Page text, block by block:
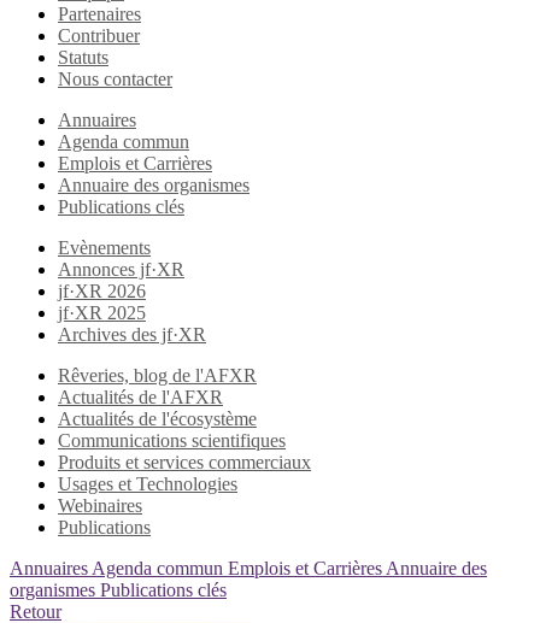
Partenaires
Contribuer
Statuts
Nous contacter
Annuaires
Agenda commun
Emplois et Carrières
Annuaire des organismes
Publications clés
Evènements
Annonces jf·XR
jf·XR 2026
jf·XR 2025
Archives des jf·XR
Rêveries, blog de l'AFXR
Actualités de l'AFXR
Actualités de l'écosystème
Communications scientifiques
Produits et services commerciaux
Usages et Technologies
Webinaires
Publications
Annuaires Agenda commun Emplois et Carrières Annuaire des
organismes Publications clés
Retour